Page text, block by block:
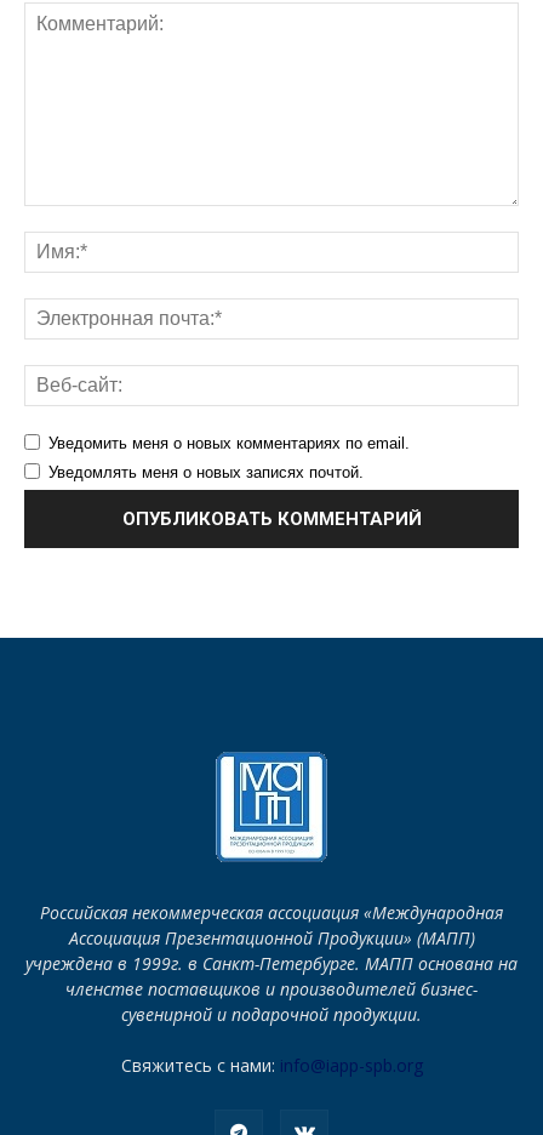
Уведомить меня о новых комментариях по email.
Уведомлять меня о новых записях почтой.
Российская некоммерческая ассоциация «Международная
Ассоциация Презентационной Продукции» (МАПП)
учреждена в 1999г. в Санкт-Петербурге. МАПП основана на
членстве поставщиков и производителей бизнес-
сувенирной и подарочной продукции.
Свяжитесь с нами: info@iapp-spb.org